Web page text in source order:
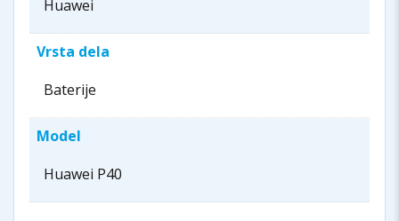
Huawei
Vrsta dela
Baterije
Model
Huawei P40